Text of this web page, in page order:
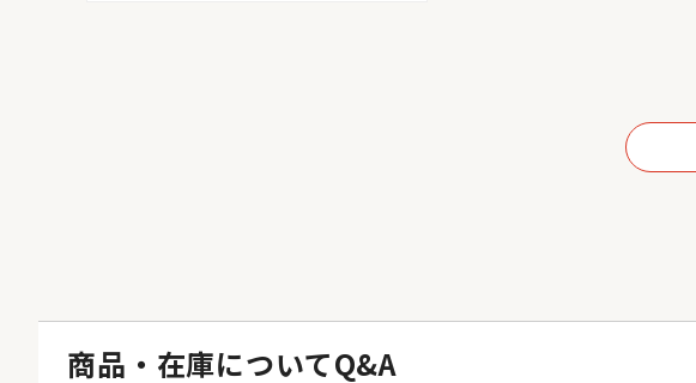
商品・在庫についてQ&A